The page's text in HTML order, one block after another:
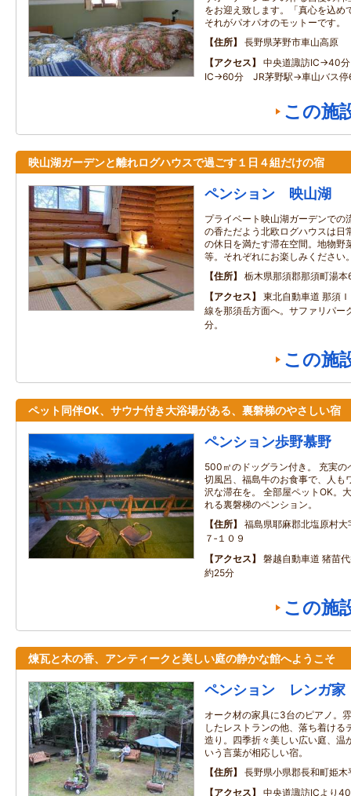
をお迎え致します。「真心を込め
それがパオパオのモットーです。
住所
長野県茅野市車山高原
アクセス
中央道諏訪IC→40
IC→60分 JR茅野駅→車山バス停
この施
映山湖ガーデンと離れログハウスで過ごす１日４組だけの宿
ペンション 映山湖
プライベート映山湖ガーデンでの
の香ただよう北欧ログハウスは日
の休日を満たす滞在空間。地物野
等。それぞれにお楽しみください
住所
栃木県那須郡那須町湯
アクセス
東北自動車道 那須
線を那須岳方面へ。サファリパー
分。
この施
ペット同伴OK、サウナ付き大浴場がある、裏磐梯のやさしい宿
ペンション歩野慕野
500㎡のドッグラン付き。 充実の
切風呂、福島牛のお食事で、人も
沢な滞在を。 全部屋ペットOK。
れる裏磐梯のペンション。
住所
福島県耶麻郡北塩原村
７‐１０９
アクセス
磐越自動車道 猪苗
約25分
この施
煉瓦と木の香、アンティークと美しい庭の静かな館へようこそ
ペンション レンガ家
オーク材の家具に3台のピアノ。
したレストランの他、落ち着ける
造り。四季折々美しい広い庭、温
いう言葉が相応しい宿。
住所
長野県小県郡長和町姫木
アクセス
中央道諏訪ICより